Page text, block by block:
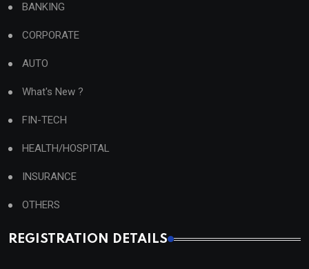
BANKING
CORPORATE
AUTO
What's New ?
FIN-TECH
HEALTH/HOSPITAL
INSURANCE
OTHERS
REGISTRATION DETAILS